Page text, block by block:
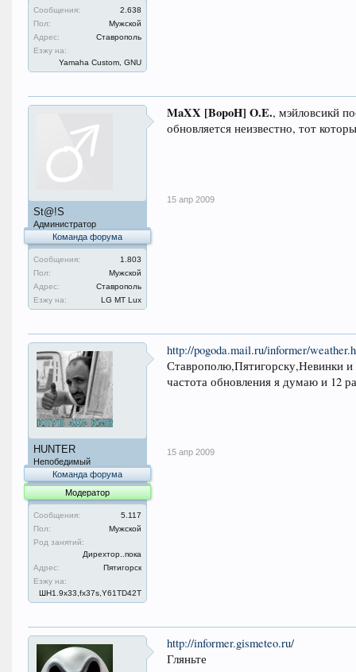
Сообщения:
2.638
Пол:
Мужской
Адрес:
Ставрополь
Езжу на:
Yamaha Custom, GNU
St@!S
Администратор
Команда форума
Сообщения:
1.803
Пол:
Мужской
Адрес:
Ставрополь
Езжу на:
LG MT Lux
MaXX [BopoH] O.E., мэйловсикй
обновляется неизвестно, тот
15 апр 2009
HUNTER
Непобедимый
Команда форума
Модератор
Сообщения:
5.117
Пол:
Мужской
Род занятий:
Дирехтор..пока
Адрес:
Пятигорск
Езжу на:
ШН1.9x33,fx37s,Y61TD42T
http://pogoda.mail.ru/informer/
Ставрополю,Пятигорску,Невинки
частота обновления я думаю и 12
15 апр 2009
http://informer.gismeteo.ru/
Гляньте